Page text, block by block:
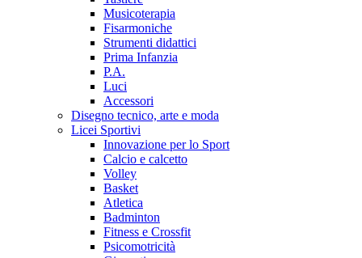
Musicoterapia
Fisarmoniche
Strumenti didattici
Prima Infanzia
P.A.
Luci
Accessori
Disegno tecnico, arte e moda
Licei Sportivi
Innovazione per lo Sport
Calcio e calcetto
Volley
Basket
Atletica
Badminton
Fitness e Crossfit
Psicomotricità